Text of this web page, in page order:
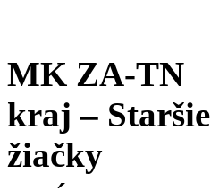
MK ZA-TN
kraj – Staršie
žiačky